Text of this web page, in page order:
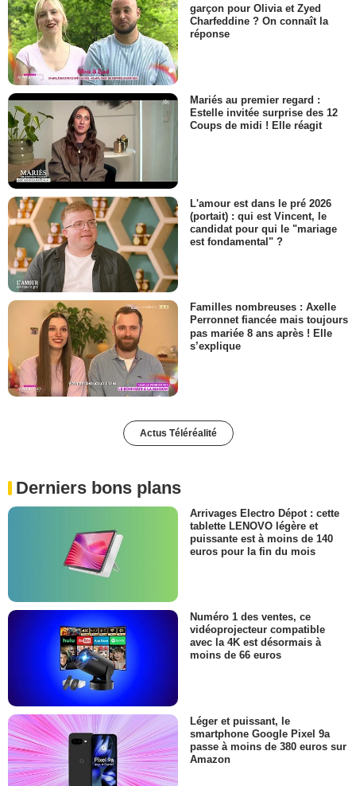
garçon pour Olivia et Zyed
Charfeddine ? On connaît la
réponse
Mariés au premier regard :
Estelle invitée surprise des 12
Coups de midi ! Elle réagit
L'amour est dans le pré 2026
(portait) : qui est Vincent, le
candidat pour qui le "mariage
est fondamental" ?
Familles nombreuses : Axelle
Perronnet fiancée mais toujours
pas mariée 8 ans après ! Elle
s’explique
Actus Téléréalité
Derniers bons plans
Arrivages Electro Dépot : cette
tablette LENOVO légère et
puissante est à moins de 140
euros pour la fin du mois
Numéro 1 des ventes, ce
vidéoprojecteur compatible
avec la 4K est désormais à
moins de 66 euros
Léger et puissant, le
smartphone Google Pixel 9a
passe à moins de 380 euros sur
Amazon